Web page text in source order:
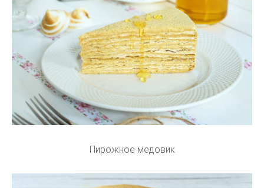
Пирожное медовик